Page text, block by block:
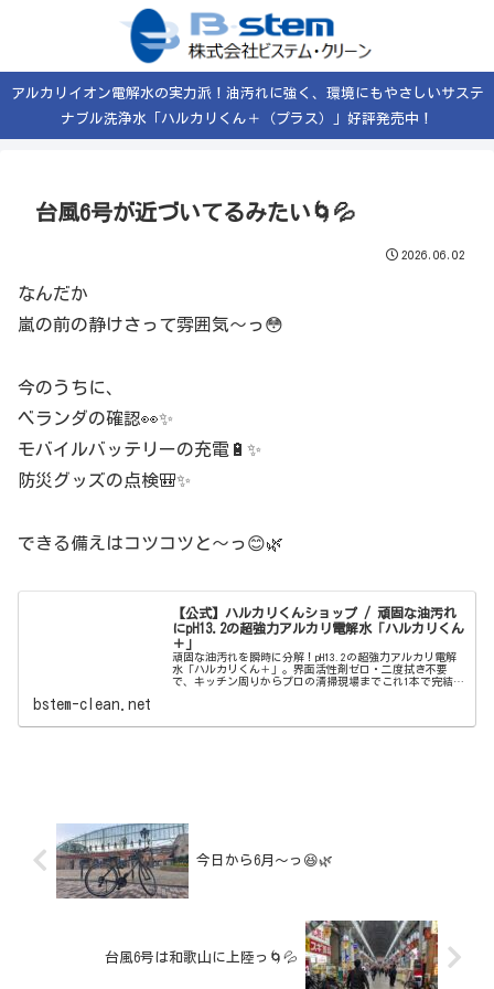
アルカリイオン電解水の実力派！油汚れに強く、環境にもやさしいサステ
ナブル洗浄水「ハルカリくん＋（プラス）」好評発売中！
台風6号が近づいてるみたい🌀💦
2026.06.02
なんだか
嵐の前の静けさって雰囲気〜っ😳
今のうちに、
ベランダの確認👀✨
モバイルバッテリーの充電🔋✨
防災グッズの点検🎒✨
できる備えはコツコツと〜っ😊🌿
【公式】ハルカリくんショップ / 頑固な油汚れ
にpH13.2の超強力アルカリ電解水「ハルカリくん
＋」
頑固な油汚れを瞬時に分解！pH13.2の超強力アルカリ電解
水「ハルカリくん＋」。界面活性剤ゼロ・二度拭き不要
で、キッチン周りからプロの清掃現場までこれ1本で完結。
bstem-clean.net
今日から6月〜っ😆🌿
台風6号は和歌山に上陸っ🌀💦